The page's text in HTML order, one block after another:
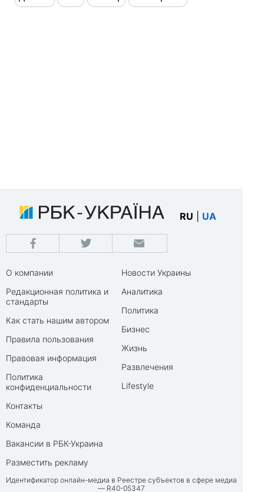
RU UA
О компании
Редакционная политика и
стандарты
Как стать нашим автором
Правила пользования
Правовая информация
Политика
конфиденциальности
Контакты
Команда
Вакансии в РБК-Украина
Разместить рекламу
Новости Украины
Аналитика
Политика
Бизнес
Жизнь
Развлечения
Lifestyle
Идентификатор онлайн-медиа в Реестре субъектов в сфере медиа
— R40-05347